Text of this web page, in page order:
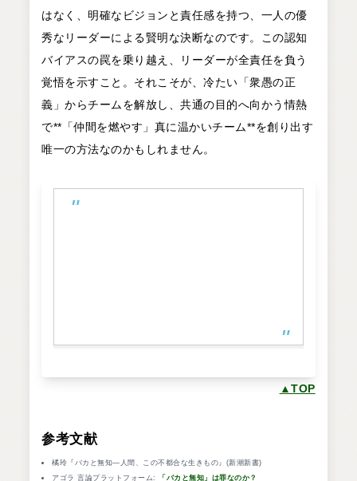
はなく、明確なビジョンと責任感を持つ、一人の優
秀なリーダーによる賢明な決断なのです。この認知
バイアスの罠を乗り越え、リーダーが全責任を負う
覚悟を示すこと。それこそが、冷たい「衆愚の正
義」からチームを解放し、共通の目的へ向かう情熱
で**「仲間を燃やす」真に温かいチーム**を創り出す
唯一の方法なのかもしれません。
▲TOP
参考文献
橘玲『バカと無知―人間、この不都合な生きもの』(新潮新書)
アゴラ 言論プラットフォーム:
「バカと無知」は罪なのか？